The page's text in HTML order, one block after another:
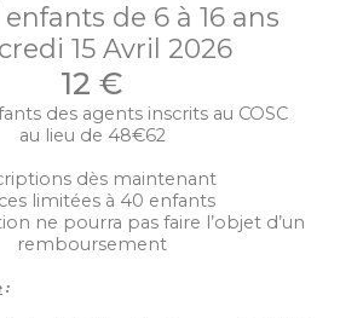
de 6 à 16 ans
15 Avril 2026
12 €
des agents inscrits au COSC
au lieu de 48€62
dès maintenant
limitées à 40 enfants
ne pourra pas faire l’objet d’un
remboursement
: